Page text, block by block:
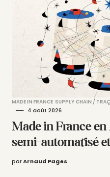
MADE IN FRANCE SUPPLY CHAIN /
4 août 2026
Made in France en
semi-automatisé
parArnaud Pages